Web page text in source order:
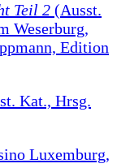
Teil 2 (Ausst.
Weserburg,
Edition
Kat., Hrsg.
Luxemburg,